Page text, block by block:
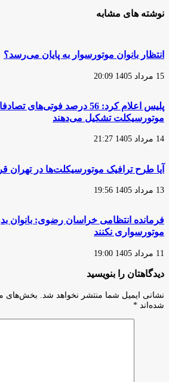
می‌کشد؛
ممنوعیت
آرامش
روانی
شهروندان
نوشته های مشابه
انتظار بانوان موتورسوار به پایان می‌رسد؟
15 مرداد 1405 20:09
پلیس اعلام کرد: 56 درصد
موتورسیکلت تشکیل می‌دهند
14 مرداد 1405 21:27
آیا طرح ترافیک موتورسیکلت‌ها در تهران
13 مرداد 1405 19:56
فرمانده انتظامی خراسان رضوی: بانوان
موتورسواری نکنند
11 مرداد 1405 19:00
دیدگاهتان را بنویسید
نشانی ایمیل شما منتشر نخواهد شد.
بخش‌های
شده‌اند *